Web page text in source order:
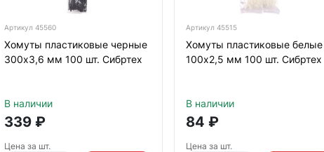
Артикул45560
Хомуты пластиковые черные
300х3,6 мм 100 шт. Сибртех
В наличии
339 ₽
Цена за шт.
Артикул45515
Хомуты пластиковые белые
100х2,5 мм 100 шт. Сибртех
В наличии
84 ₽
Цена за шт.